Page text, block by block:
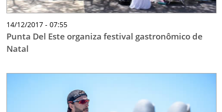
14/12/2017 - 07:55
Punta Del Este organiza festival gastronômico de
Natal